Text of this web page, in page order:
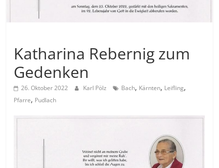
Katharina Rebernig zum
Gedenken
26. Oktober 2022 Karl Pölz Bach, Kärnten, Leifling,
Pfarre, Pudlach